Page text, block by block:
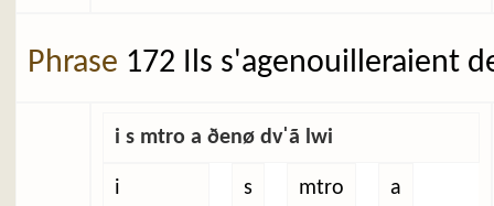
Phrase 172 Ils s'agenouilleraient
i s mtro a ðenø dvˈã lwi
i
s mtro a